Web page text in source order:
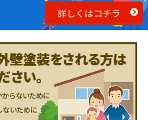
詳しくはコチラ